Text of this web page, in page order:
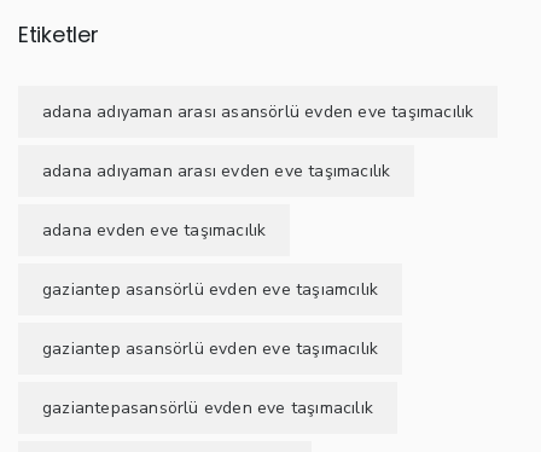
Etiketler
adana adıyaman arası asansörlü evden eve taşımacılık
adana adıyaman arası evden eve taşımacılık
adana evden eve taşımacılık
gaziantep asansörlü evden eve taşıamcılık
gaziantep asansörlü evden eve taşımacılık
gaziantepasansörlü evden eve taşımacılık